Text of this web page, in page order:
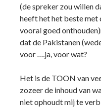
(de spreker zou willen
heeft het het beste met
vooral goed
dat de Pakistanen
voor ….ja, voor wat?
Het is de TOON van
zozeer de inhoud van
niet ophoudt mij te